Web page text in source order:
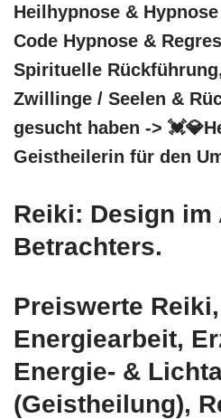
Heilhypnose &
Code Hypnose &
Spirituelle
Zwillinge / Seelen &
gesucht haben ->
Geistheilerin für den
Reiki: Design im
Betrachters.
Preiswerte
Energiearbeit,
Energie- &
(Geistheilung),